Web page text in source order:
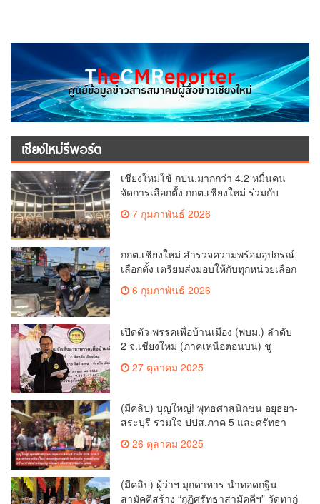
เชียงใหม่รีพอร์ต
เชียงใหม่ใช้ กปน.มากกว่า 4.2 หมื่นคน
จัดการเลือกตั้ง กกต.เชียงใหม่ ร่วมกับ
นายอำเภอหางดง ตรวจความเรียบร้อย
การมอบอุปกรณ์ บัตรเลือกตั้ง/ออกเสียง
7 กุมภาพันธ์ 2026
กกต.เชียงใหม่ สำรวจความพร้อมอุปกรณ์
เลือกตั้ง เตรียมส่งมอบให้กับทุกหน่วยเลือก
ตั้งในวันพรุ่งนี้
6 กุมภาพันธ์ 2026
เปิดตัว พรรคเพื่อบ้านเมือง (พบม.) ลำดับ
2 จ.เชียงใหม่ (ภาคเหนือตอนบน) ชู
เกษตรกร สร้างสวัสดิการ-อาชีพที่มั่นคง
เผาทำลายยาเสพติดทิ้งทันทีหากจับได้
27 ตุลาคม 2025
(มีคลิป) บุญใหญ่! พุทธศาสนิกชน อยุธยา-
สระบุรี รวมใจ ปปส.ภาค 5 และศรัทธา
26 ตุลาคม 2025
(มีคลิป) ผู้ว่าฯ มุกดาหาร นำทอดกฐิน
สามัคคีสร้าง “กุฏิศรัทธาสามัคคีฯ” วัดทากู่